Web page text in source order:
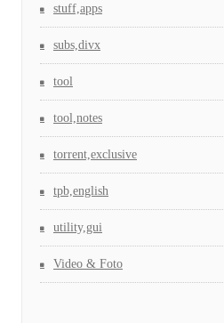
stuff,apps
subs,divx
tool
tool,notes
torrent,exclusive
tpb,english
utility,gui
Video & Foto